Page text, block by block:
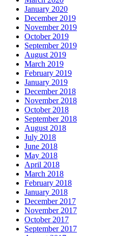
January 2020
December 2019
November 2019
October 2019
September 2019
August 2019
March 2019
February 2019
January 2019
December 2018
November 2018
October 2018
September 2018
August 2018
July 2018
June 2018
May 2018
April 2018
March 2018
February 2018
January 2018
December 2017
November 2017
October 2017
September 2017